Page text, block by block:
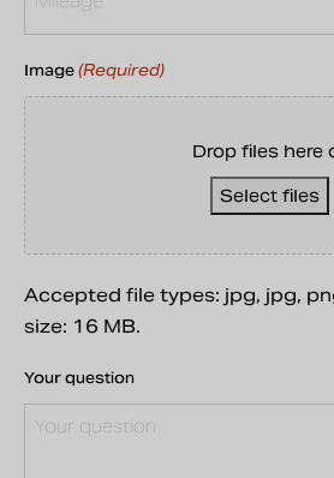
Image (Required)
Drop files here
Select files
Accepted file types: jpg, jpg,
size: 16 MB.
Your question